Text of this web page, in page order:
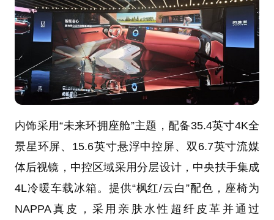
内饰采用“未来环拥座舱”主题，配备35.4英寸4K全
景星环屏、15.6英寸悬浮中控屏、双6.7英寸流媒
体后视镜，中控区域采用分层设计，中央扶手集成
4L冷暖车载冰箱。提供“枫红/云白”配色，座椅为
NAPPA真皮，采用亲肤水性超纤皮革并通过